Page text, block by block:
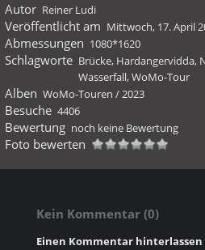
Autor Reiner Ludi
Veröffentlicht am Mittwoch, 17. April
Abmessungen 1080*1620
Schlagworte Brücke, Hardangervidda,
Wasserfall,WoMo-Tour
Alben WoMo-Touren /2023
Besuche 4406
Bewertung noch keine Bewertung
Foto bewerten
Kein Kommentar (0)
Einen Kommentar hinterlassen